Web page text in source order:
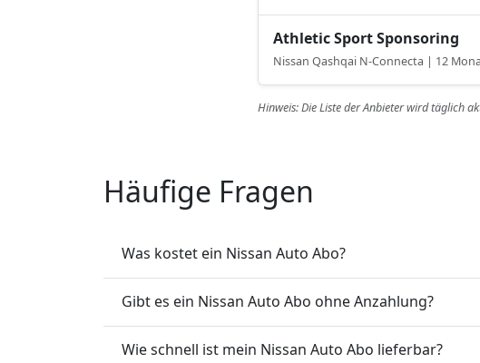
Athletic Sport Sponsoring
Nissan Qashqai N-Connecta | 12
Hinweis: Die Liste der Anbieter wird täglich
Häufige Fragen
Was kostet ein Nissan Auto Abo?
Gibt es ein Nissan Auto Abo ohne Anzahlung?
Wie schnell ist mein Nissan Auto Abo lieferbar?